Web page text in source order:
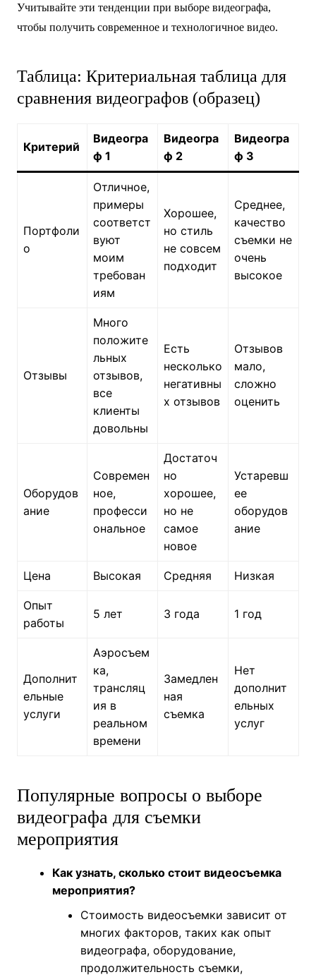
Учитывайте эти тенденции при выборе видеографа,
чтобы получить современное и технологичное видео.
Таблица: Критериальная таблица для
сравнения видеографов (образец)
Критерий
Видеогра
ф 1
Видеогра
ф 2
Видеогра
ф 3
Портфоли
о
Отличное,
примеры
соответст
вуют
моим
требован
иям
Хорошее,
но стиль
не совсем
подходит
Среднее,
качество
съемки не
очень
высокое
Отзывы
Много
положите
льных
отзывов,
все
клиенты
довольны
Есть
несколько
негативны
х отзывов
Отзывов
мало,
сложно
оценить
Оборудов
ание
Современ
ное,
професси
ональное
Достаточ
но
хорошее,
но не
самое
новое
Устаревш
ее
оборудов
ание
Цена Высокая Средняя Низкая
Опыт
работы
5 лет 3 года 1 год
Дополнит
ельные
услуги
Аэросъем
ка,
трансляц
ия в
реальном
времени
Замедлен
ная
съемка
Нет
дополнит
ельных
услуг
Популярные вопросы о выборе
видеографа для съемки
мероприятия
Как узнать, сколько стоит видеосъемка
мероприятия?
Стоимость видеосъемки зависит от
многих факторов, таких как опыт
видеографа, оборудование,
продолжительность съемки,